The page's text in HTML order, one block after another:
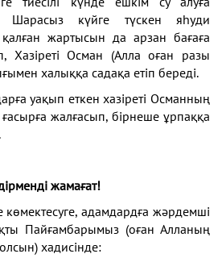
Шарасыз күйге түскен яһуди
жартысын да арзан бағаға
Хазіреті Осман (Алла оған разы
халыққа садақа етіп береді.
уақып еткен хазіреті Османның
жалғасып, бірнеше ұрпаққа
жамағат!
көмектесуге, адамдардға жәрдемші
Пайғамбарымыз (оған Алланың
хадисінде: